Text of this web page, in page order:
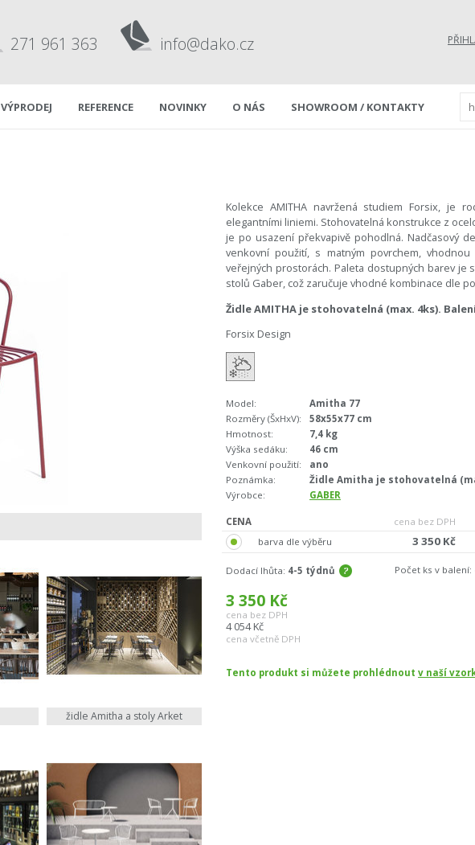
271 961 363 info@dako.cz
VÝPRODEJ REFERENCE NOVINKY O NÁS SHOWROOM / KONTAKTY
židle Amitha a stoly Arket
Kolekce AMITHA navržená studiem Forsix, je
elegantními liniemi. Stohovatelná konstrukce z
je po usazení překvapivě pohodlná. Nadčasový
venkovní použití, s matným povrchem,
veřejných prostorách. Paleta dostupných barev je
stolů Gaber, což zaručuje vhodné kombinace dle
Židle AMITHA je stohovatelná (max. 4ks).
Forsix Design
Model:
Amitha 77
Rozměry (ŠxHxV):
58x55x77 cm
Hmotnost:
7,4 kg
Výška sedáku:
46 cm
Venkovní použití:
ano
Poznámka:
Židle Amitha je stohovatelná
Výrobce:
GABER
CENA cena bez DPH
barva dle výběru
3 350 Kč
Dodací lhůta: 4-5 týdnů Počet ks v balení:
3 350 Kč
cena bez DPH
4 054Kč
cena včetně DPH
Tento produkt si můžete prohlédnout v naší